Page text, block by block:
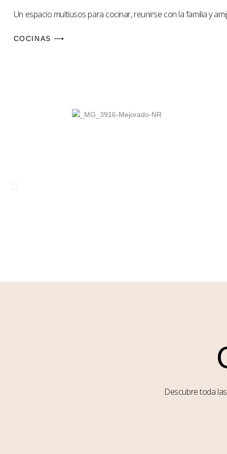
Un espacio multiusos para cocinar, reunirse con la familia y
COCINAS ⟶
Descubre toda